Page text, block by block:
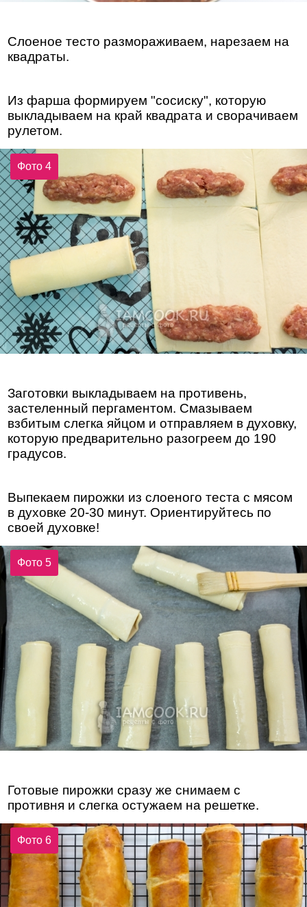
Слоеное тесто размораживаем, нарезаем на
квадраты.
Из фарша формируем "сосиску", которую
выкладываем на край квадрата и сворачиваем
рулетом.
Фото 4
Заготовки выкладываем на противень,
застеленный пергаментом. Смазываем
взбитым слегка яйцом и отправляем в духовку,
которую предварительно разогреем до 190
градусов.
Выпекаем пирожки из слоеного теста с мясом
в духовке 20-30 минут. Ориентируйтесь по
своей духовке!
Фото 5
Готовые пирожки сразу же снимаем с
противня и слегка остужаем на решетке.
Фото 6